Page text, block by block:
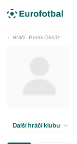
Hráči - Burak Öksüz
Další hráči klubu